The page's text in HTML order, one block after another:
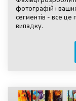
фотографій і
сегментів - все це
випадку.